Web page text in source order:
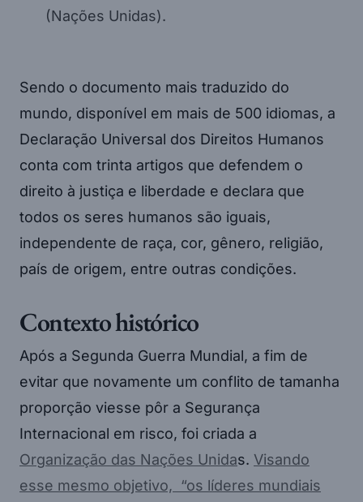
(Nações Unidas).
Sendo o documento mais traduzido do
mundo, disponível em mais de 500 idiomas, a
Declaração Universal dos Direitos Humanos
conta com trinta artigos que defendem o
direito à justiça e liberdade e declara que
todos os seres humanos são iguais,
independente de raça, cor, gênero, religião,
país de origem, entre outras condições.
Contexto histórico
Após a Segunda Guerra Mundial, a fim de
evitar que novamente um conflito de tamanha
proporção viesse pôr a Segurança
Internacional em risco, foi criada a
Organização das Nações Unidas. Visando
esse mesmo objetivo, “os líderes mundiais